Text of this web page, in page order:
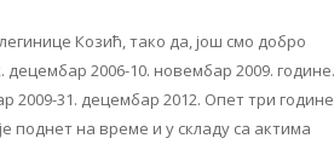
Козић, тако да, још смо добро
децембар 2006-10. новембар 2009. године.
2009-31. децембар 2012. Опет три године,
поднет на време и у складу са актима